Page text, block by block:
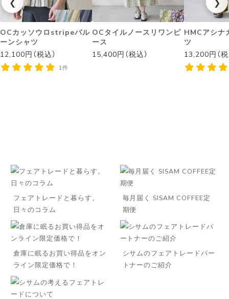
OCカッソウロstripeバル
ーンシャツ
12,100円（税込）
1件
OCタイルノースリワンピ
ース
15,400円（税込）
HMCアシナ
ツ
13,200円（税
フェアトレードと暮らす。
日々のコラム
毎月届く SISAM COFFEE定
期便
倉庫に眠るお買い得品をオン
ライン限定価格で！
シサムのフェアトレードパー
トナーのご紹介